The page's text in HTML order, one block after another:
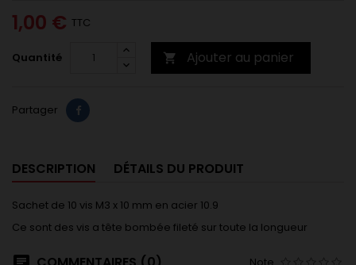
1,00 € TTC
Quantité  Ajouter au panier
Partager
DESCRIPTION DÉTAILS DU PRODUIT
Sachet de 10 vis M3 x 10 mm en acier 10.9
Ce sont des vis a tête bombée fileté sur toute la longueur